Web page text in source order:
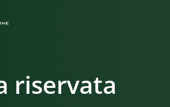
riservata